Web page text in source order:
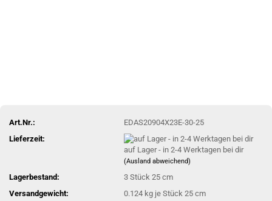
Art.Nr.:
EDAS20904X23E-30-25
Lieferzeit:
auf Lager - in 2-4 Werktagen bei dir
(Ausland abweichend)
Lagerbestand: 3Stück 25 cm
Versandgewicht:
0.124 kg je Stück 25 cm